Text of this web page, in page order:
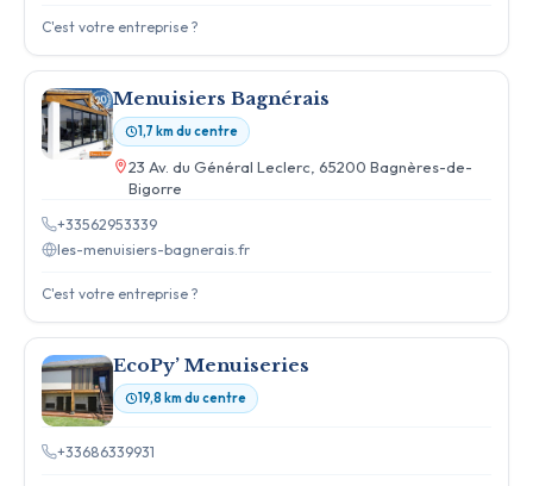
C'est votre entreprise ?
Menuisiers Bagnérais
1,7 km du centre
23 Av. du Général Leclerc, 65200 Bagnères-de-
Bigorre
+33562953339
les-menuisiers-bagnerais.fr
C'est votre entreprise ?
EcoPy’ Menuiseries
19,8 km du centre
+33686339931